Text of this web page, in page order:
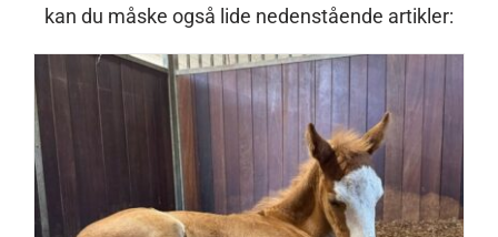
kan du måske også lide nedenstående artikler: